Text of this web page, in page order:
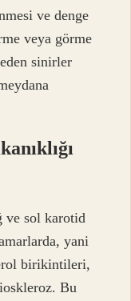
ve denge
veya görme
sinirler
ve sol karotid
yani
birikintileri,
Bu